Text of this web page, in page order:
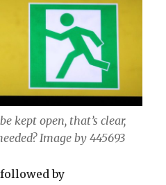
kept open, that’s clear,
Image by 445693
by